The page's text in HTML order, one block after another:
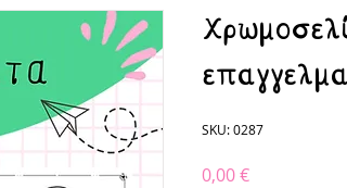
SKU: 0287
0,00 €Τιμή